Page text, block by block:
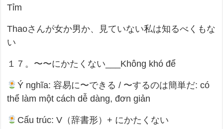
Tỉm
Thaoさんが女か男か、見ていない私は知るべくもな
い
１７。〜〜にかたくない___Không khó để
Ý nghĩa: 容易に〜できる / 〜するのは簡単だ: có
thể làm một cách dễ dàng, đơn giản
Cấu trúc: V（辞書形）+ にかたくない